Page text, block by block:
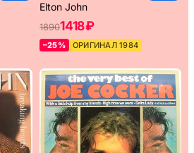
Elton John
18901418 ₽
–25% ОРИГИНАЛ 1984